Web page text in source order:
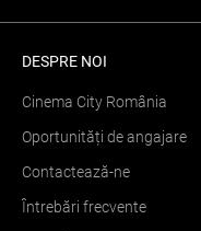
DESPRE NOI
Cinema City România
Oportunități de angajare
Contactează-ne
Întrebări frecvente